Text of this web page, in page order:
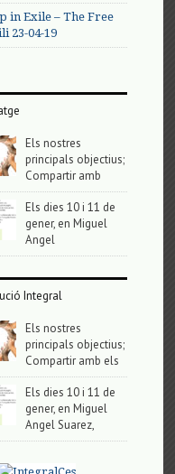
in Exile – The Free
23-04-19
Els nostres
principals objectius;
Compartir amb
Els dies 10 i 11 de
gener, en Miguel
Angel
Integral
Els nostres
principals objectius;
Compartir amb els
Els dies 10 i 11 de
gener, en Miguel
Angel Suarez,